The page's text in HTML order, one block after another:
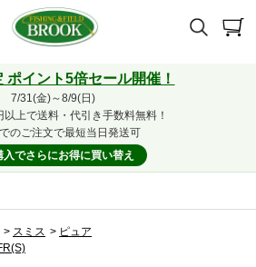
ポイント5倍セール開催！
7/31(金)～8/9(日)
上で送料・代引き手数料無料！
のご注文で最短当日発送可
入でさらにお得に買い替え
> スミス > ピュア